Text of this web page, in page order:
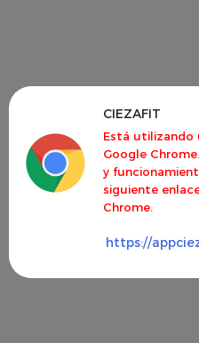
CIEZAFIT
Está utilizando
Google
y
siguiente
Chrome.
https://